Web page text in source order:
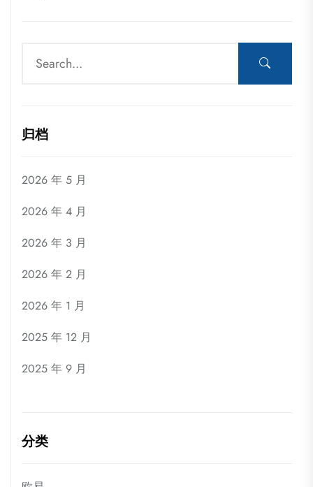
归档
2026 年 5 月
2026 年 4 月
2026 年 3 月
2026 年 2 月
2026 年 1 月
2025 年 12 月
2025 年 9 月
分类